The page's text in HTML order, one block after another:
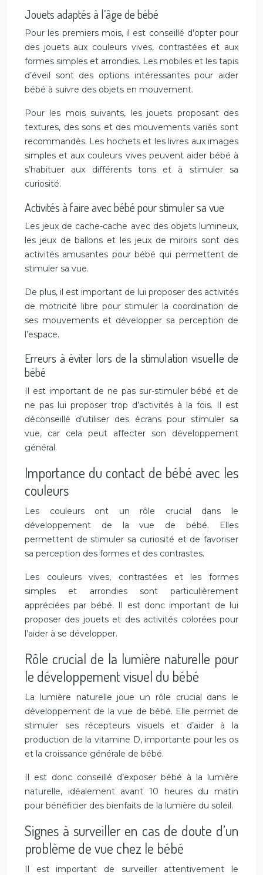
Jouets adaptés à l’âge de bébé
Pour les premiers mois, il est conseillé d’opter pour
des jouets aux couleurs vives, contrastées et aux
formes simples et arrondies. Les mobiles et les tapis
d’éveil sont des options intéressantes pour aider
bébé à suivre des objets en mouvement.
Pour les mois suivants, les jouets proposant des
textures, des sons et des mouvements variés sont
recommandés. Les hochets et les livres aux images
simples et aux couleurs vives peuvent aider bébé à
s’habituer aux différents tons et à stimuler sa
curiosité.
Activités à faire avec bébé pour stimuler sa vue
Les jeux de cache-cache avec des objets lumineux,
les jeux de ballons et les jeux de miroirs sont des
activités amusantes pour bébé qui permettent de
stimuler sa vue.
De plus, il est important de lui proposer des activités
de motricité libre pour stimuler la coordination de
ses mouvements et développer sa perception de
l’espace.
Erreurs à éviter lors de la stimulation visuelle de
bébé
Il est important de ne pas sur-stimuler bébé et de
ne pas lui proposer trop d’activités à la fois. Il est
déconseillé d’utiliser des écrans pour stimuler sa
vue, car cela peut affecter son développement
général.
Importance du contact de bébé avec les
couleurs
Les couleurs ont un rôle crucial dans le
développement de la vue de bébé. Elles
permettent de stimuler sa curiosité et de favoriser
sa perception des formes et des contrastes.
Les couleurs vives, contrastées et les formes
simples et arrondies sont particulièrement
appréciées par bébé. Il est donc important de lui
proposer des jouets et des activités colorées pour
l’aider à se développer.
Rôle crucial de la lumière naturelle pour
le développement visuel du bébé
La lumière naturelle joue un rôle crucial dans le
développement de la vue de bébé. Elle permet de
stimuler ses récepteurs visuels et d’aider à la
production de la vitamine D, importante pour les os
et la croissance générale de bébé.
Il est donc conseillé d’exposer bébé à la lumière
naturelle, idéalement avant 10 heures du matin
pour bénéficier des bienfaits de la lumière du soleil.
Signes à surveiller en cas de doute d’un
problème de vue chez le bébé
Il est important de surveiller attentivement le